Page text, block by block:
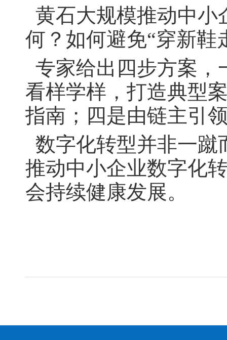
黄石大规模推动中小
何？ 如何避免“穿新鞋
专家给出四步方案，
看样学样，打造典型
指南；四是由链主引
数字化转型并非一蹴
推动中小企业数字化
会持续健康发展。